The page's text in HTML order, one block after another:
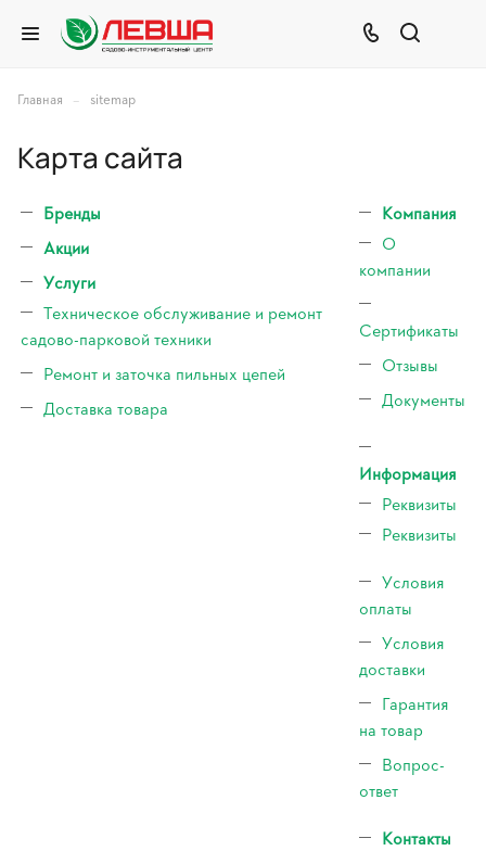
Главная – sitemap
Карта сайта
Бренды
Акции
Услуги
Техническое обслуживание и ремонт
садово-парковой техники
Ремонт и заточка пильных цепей
Доставка товара
Компания
О
компании
Сертификаты
Отзывы
Документы
Информация
Реквизиты
Реквизиты
Условия
оплаты
Условия
доставки
Гарантия
на товар
Вопрос-
ответ
Контакты